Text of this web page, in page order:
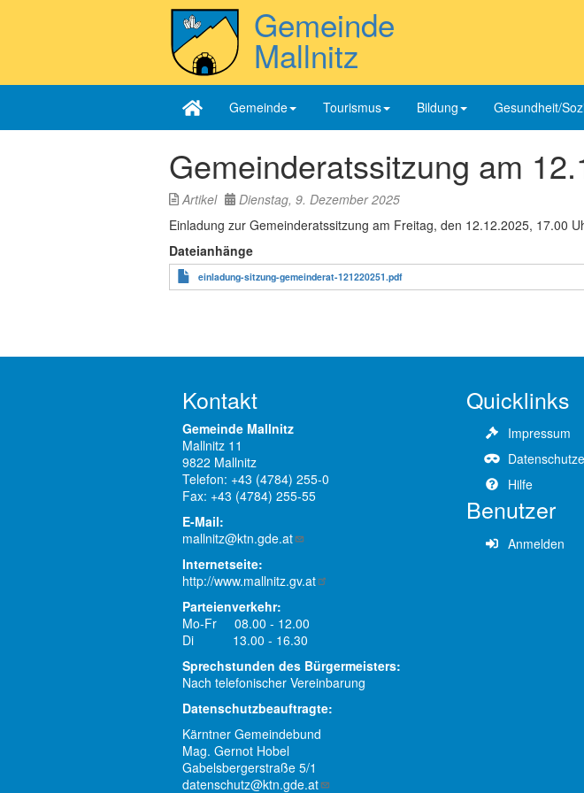
Gemeinde
Mallnitz
Gemeinde Tourismus Bildung Gesundheit/
Gemeinderatssitzung am
Artikel
Dienstag, 9. Dezember 2025
Einladung zur Gemeinderatssitzung am Freitag, den 12.12.2025, 17.00
Dateianhänge
einladung-sitzung-gemeinderat-121220251.pdf
Kontakt
Gemeinde Mallnitz
Mallnitz 11
9822 Mallnitz
Telefon: +43 (4784) 255-0
Fax: +43 (4784) 255-55
E-Mail:
mallnitz@ktn.gde.at
Internetseite:
http://www.mallnitz.gv.at
Parteienverkehr:
Mo-Fr 08.00 - 12.00
Di 13.00 - 16.30
Sprechstunden des Bürgermeisters:
Nach telefonischer Vereinbarung
Datenschutzbeauftragte:
Kärntner Gemeindebund
Mag. Gernot Hobel
Gabelsbergerstraße 5/1
datenschutz@ktn.gde.at
Quicklinks
Impressum
Hilfe
Benutzer
Anmelden